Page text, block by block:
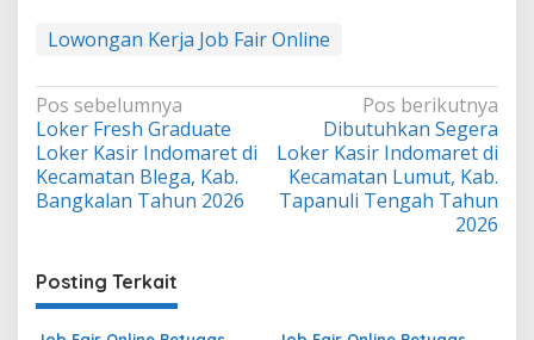
Lowongan Kerja Job Fair Online
Navigasi
pos
Pos sebelumnya
Loker Fresh Graduate
Loker Kasir Indomaret di
Kecamatan Blega, Kab.
Bangkalan Tahun 2026
Pos berikutnya
Dibutuhkan Segera
Loker Kasir Indomaret di
Kecamatan Lumut, Kab.
Tapanuli Tengah Tahun
2026
Posting Terkait